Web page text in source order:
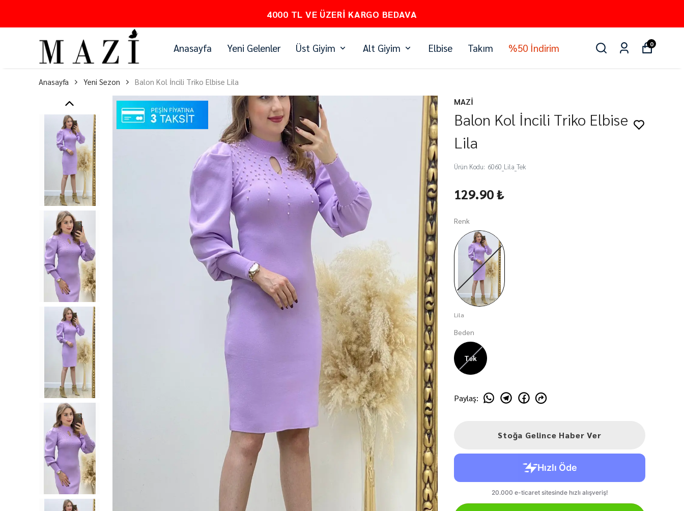
PEŞİN FİYATINA 3 TAKSİT
Anasayfa Yeni Gelenler Üst Giyim Alt Giyim Elbise Takım %50 İndirim 0
Anasayfa Yeni Sezon Balon Kol İncili Triko Elbise Lila
MAZİ
Balon Kol İncili Triko Elbise
Lila
Ürün Kodu: 6060_Lila_Tek
129.90 ₺
Renk
Lila
Beden
Tek
Paylaş:
Stoğa Gelince Haber Ver